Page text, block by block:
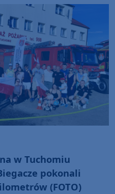
w Tuchomiu
pokonali
(FOTO)